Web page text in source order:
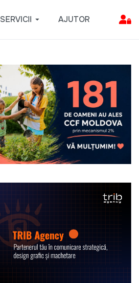
SERVICII AJUTOR